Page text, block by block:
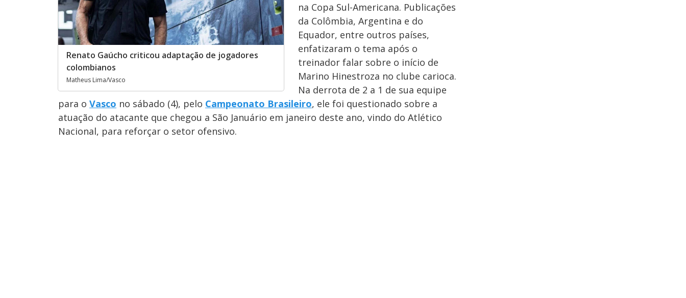
Renato Gaúcho criticou adaptação de jogadores
colombianos
Matheus Lima/Vasco
na Copa Sul-Americana. Publicações
da Colômbia, Argentina e do
Equador, entre outros países,
enfatizaram o tema após o
treinador falar sobre o início de
Marino Hinestroza no clube carioca.
Na derrota de 2 a 1 de sua equipe
para o Vasco no sábado (4), pelo Campeonato Brasileiro, ele foi questionado sobre a
atuação do atacante que chegou a São Januário em janeiro deste ano, vindo do Atlético
Nacional, para reforçar o setor ofensivo.